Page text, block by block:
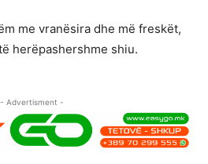
me vranësira dhe më freskët,
herëpashershme shiu.
- Advertisment -